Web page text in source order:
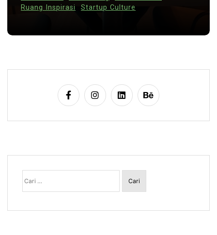
Ruang Inspirasi
Startup Culture
Cari
untuk: